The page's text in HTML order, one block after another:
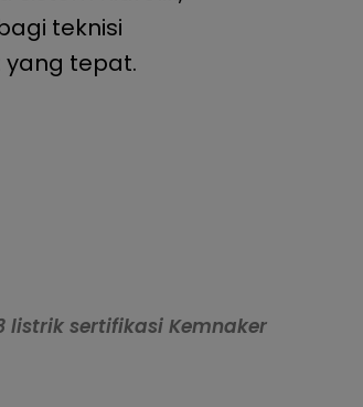
teknisi
tepat.
listrik sertifikasi Kemnaker